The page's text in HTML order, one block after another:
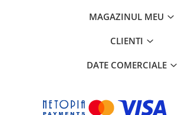
MAGAZINUL MEU
CLIENTI
DATE COMERCIALE